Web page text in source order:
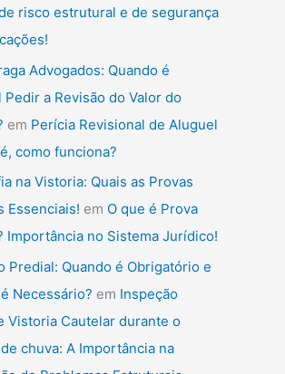
risco estrutural e de segurança
Advogados: Quando é
Pedir a Revisão do Valor do
em Perícia Revisional de Aluguel
como funciona?
na Vistoria: Quais as Provas
Essenciais! em O que é Prova
Importância no Sistema Jurídico!
Predial: Quando é Obrigatório e
Necessário? em Inspeção
Vistoria Cautelar durante o
chuva: A Importância na